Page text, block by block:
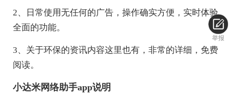
2、日常使用无任何的广告，操作确实方便，实时体验
全面的功能。
3、关于环保的资讯内容这里也有，非常的详细，免费
阅读。
小达米网络助手app说明
举报